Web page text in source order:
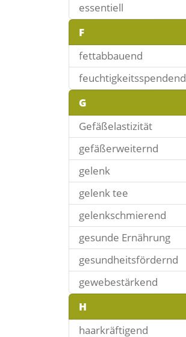
essentiell
F
fettabbauend
feuchtigkeitsspendend
G
Gefäßelastizität
gefäßerweiternd
gelenk
gelenk tee
gelenkschmierend
gesunde Ernährung
gesundheitsfördernd
gewebestärkend
H
haarkräftigend